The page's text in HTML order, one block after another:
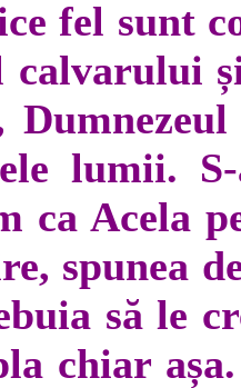
fel sunt
calvarului
lumii.
ca Acela
spunea
să le
chiar